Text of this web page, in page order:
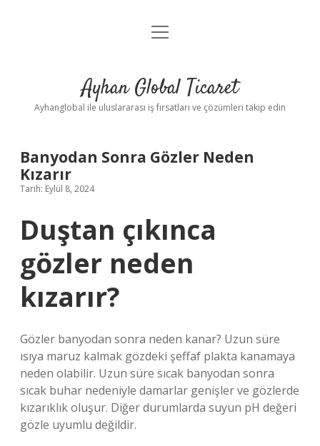
Anasayfa
Yasal Uyarı
menüyü
Ayhan Global Ticaret
Ayhanglobal ile uluslararası iş fırsatları ve çözümleri takip edin
Banyodan Sonra Gözler Neden
Kızarır
Tarih: Eylül 8, 2024
Duştan çıkınca
gözler neden
kızarır?
Gözler banyodan sonra neden kanar? Uzun süre
ısıya maruz kalmak gözdeki şeffaf plakta kanamaya
neden olabilir. Uzun süre sıcak banyodan sonra
sıcak buhar nedeniyle damarlar genişler ve gözlerde
kızarıklık oluşur. Diğer durumlarda suyun pH değeri
gözle uyumlu değildir.